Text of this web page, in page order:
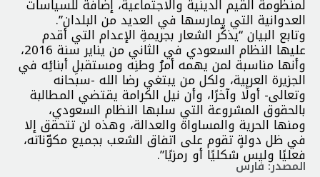
لمنظومة القيم الدينية والاجتماعية، إضافة للسياسات
العدوانية التي يمارسها في العديد من البلدان”.
وتابع البيان “يذكّر الشعار بجريمةِ الإعدام التي أقدم
عليها النظام السعودي في الثاني من يناير سنة 2016،
وأنها مناسبة لمن يهمه أمرُ وطنِه ومستقبلِ أبنائِه في
الجزيرة العربية، ولكل من يبتغي رضا الله -سبحانه
وتعالى- أولًا وآخرًا، وأن نيل الكرامة يقتضي المطالبة
بالحقوق المشروعة التي سلبها النظام السعودي،
ومنها الحرية والمساواة والعدالة، وهذه لن تتحقق إلا
في ظل دولةٍ تقوم على اتفاق الشعب بجميع مكوّناته،
فعليًا وليس شكليًا أو رمزيًا”.
المصدر: فارس